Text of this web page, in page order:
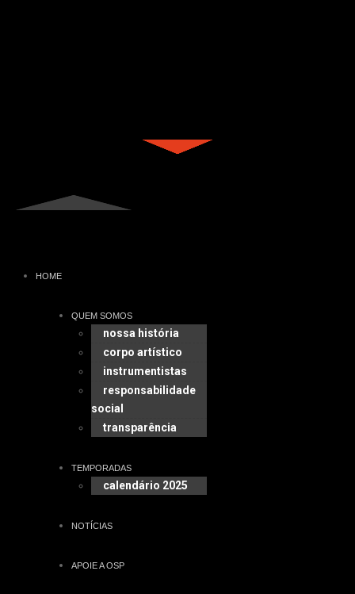
HOME
QUEM SOMOS
nossa história
corpo artístico
instrumentistas
responsabilidade
social
transparência
TEMPORADAS
calendário 2025
NOTÍCIAS
APOIE A OSP